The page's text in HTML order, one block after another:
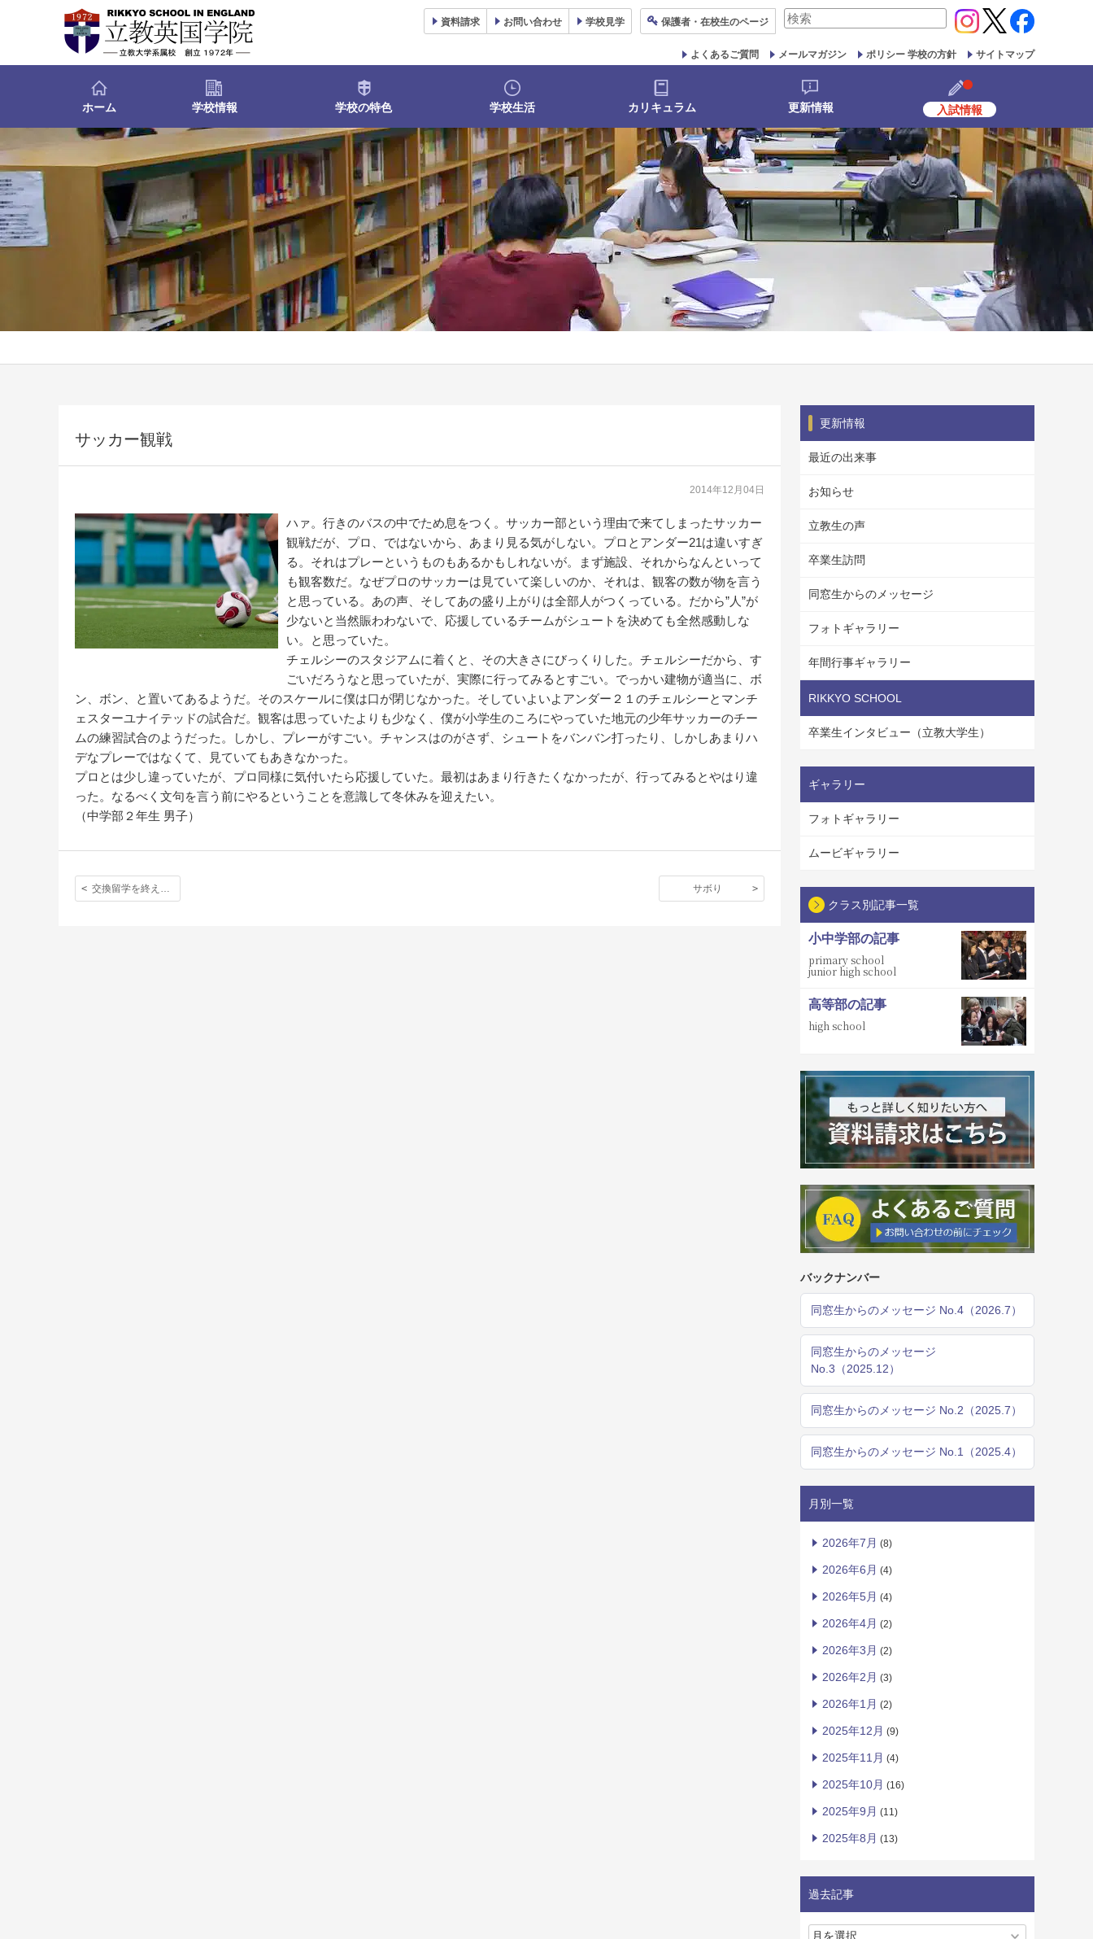
資料請求 お問い合わせ 学校見学 保護者 ・在校生のページ
検
対
象:
よくあるご質問 メールマガジン ポリシー 学校の方針 サイトマップ
ホーム 学校情報 学校の特色 学校生活 カリキュラム 更新情報 入試情報
サッカー観戦
2014年12月04日
ハァ。行きのバスの中でため息をつく。サッカー部という理由で来てしまったサッカー
観戦だが、プロ、ではないから、あまり見る気がしない。プロとアンダー21は違いすぎ
る。それはプレーというものもあるかもしれないが。まず施設、それからなんといって
も観客数だ。なぜプロのサッカーは見ていて楽しいのか、それは、観客の数が物を言う
と思っている。あの声、そしてあの盛り上がりは全部人がつくっている。だから”人”が
少ないと当然賑わわないで、応援しているチームがシュートを決めても全然感動しな
い。と思っていた。
チェルシーのスタジアムに着くと、その大きさにびっくりした。チェルシーだから、す
ごいだろうなと思っていたが、実際に行ってみるとすごい。でっかい建物が適当に、ボ
ン、ボン、と置いてあるようだ。そのスケールに僕は口が閉じなかった。そしていよいよアンダー２１のチェルシーとマンチ
ェスターユナイテッドの試合だ。観客は思っていたよりも少なく、僕が小学生のころにやっていた地元の少年サッカーのチー
ムの練習試合のようだった。しかし、プレーがすごい。チャンスはのがさず、シュートをバンバン打ったり、しかしあまりハ
デなプレーではなくて、見ていてもあきなかった。
プロとは少し違っていたが、プロ同様に気付いたら応援していた。最初はあまり行きたくなかったが、行ってみるとやはり違
った。なるべく文句を言う前にやるということを意識して冬休みを迎えたい。
（中学部２年生 男子）
交換留学を終えて 〜Thomas Hardye School 短期交換留学手記〜 サボり
更新情報
最近の出来事
お知らせ
立教生の声
卒業生訪問
同窓生からのメッセージ
フォトギャラリー
年間行事ギャラリー
RIKKYO SCHOOL
卒業生インタビュー（立教大学生）
ギャラリー
フォトギャラリー
ムービギャラリー
クラス別記事一覧
小中学部の記事
primary school
junior high school
高等部の記事
high school
バックナンバー
同窓生からのメッセージ No.4（2026.7）
同窓生からのメッセージ
No.3（2025.12）
同窓生からのメッセージ No.2（2025.7）
同窓生からのメッセージ No.1（2025.4）
月別一覧
2026年7月 (8)
2026年6月 (4)
2026年5月 (4)
2026年4月 (2)
2026年3月 (2)
2026年2月 (3)
2026年1月 (2)
2025年12月 (9)
2025年11月 (4)
2025年10月 (16)
2025年9月 (11)
2025年8月 (13)
過去記事